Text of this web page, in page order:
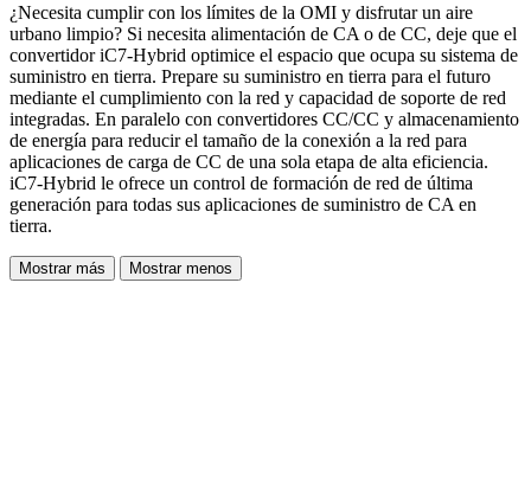
¿Necesita cumplir con los límites de la OMI y disfrutar un aire
urbano limpio? Si necesita alimentación de CA o de CC, deje que el
convertidor iC7-Hybrid optimice el espacio que ocupa su sistema de
suministro en tierra. Prepare su suministro en tierra para el futuro
mediante el cumplimiento con la red y capacidad de soporte de red
integradas. En paralelo con convertidores CC/CC y almacenamiento
de energía para reducir el tamaño de la conexión a la red para
aplicaciones de carga de CC de una sola etapa de alta eficiencia.
iC7-Hybrid le ofrece un control de formación de red de última
generación para todas sus aplicaciones de suministro de CA en
tierra.
Mostrar más Mostrar menos